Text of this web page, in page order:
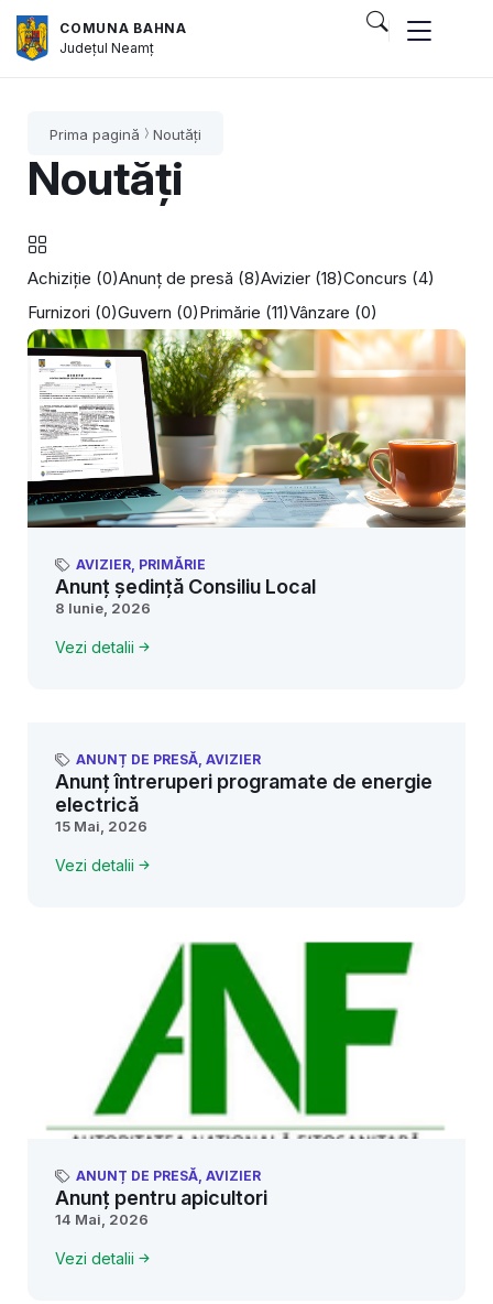
COMUNA BAHNA
JudețulNeamț
Prima pagină Noutăți
Noutăți
Achiziție (0)Anunț de presă (8)Avizier (18)Concurs (4)
Furnizori (0)Guvern (0)Primărie (11)Vânzare (0)
AVIZIER, PRIMĂRIE
Anunț ședință Consiliu Local
8 Iunie, 2026
Vezi detalii
ANUNȚ DE PRESĂ, AVIZIER
Anunț întreruperi programate de energie
electrică
15 Mai, 2026
Vezi detalii
ANUNȚ DE PRESĂ, AVIZIER
Anunț pentru apicultori
14 Mai, 2026
Vezi detalii